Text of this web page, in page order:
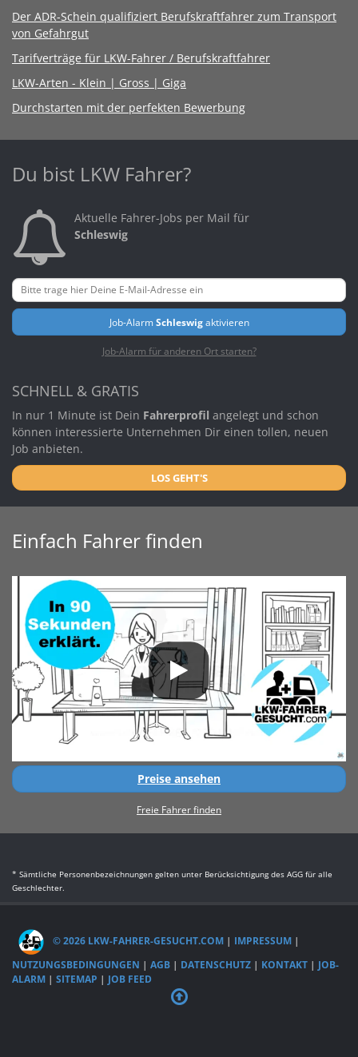
Der ADR-Schein qualifiziert Berufskraftfahrer zum Transport
von Gefahrgut
Tarifverträge für LKW-Fahrer / Berufskraftfahrer
LKW-Arten - Klein | Gross | Giga
Durchstarten mit der perfekten Bewerbung
Du bist LKW Fahrer?
Aktuelle Fahrer-Jobs per Mail für
Schleswig
Job-AlarmSchleswigaktivieren
Job-Alarm für anderen Ort starten?
SCHNELL & GRATIS
In nur 1 Minute ist Dein Fahrerprofil angelegt und schon
können interessierte Unternehmen Dir einen tollen, neuen
Job anbieten.
LOS GEHT'S
Einfach Fahrer finden
Preise ansehen
Freie Fahrer finden
* Sämtliche Personenbezeichnungen gelten unter Berücksichtigung des AGG für alle
Geschlechter.
© 2026 LKW-FAHRER-GESUCHT.COM | IMPRESSUM |
NUTZUNGSBEDINGUNGEN | AGB | DATENSCHUTZ | KONTAKT | JOB-
ALARM | SITEMAP | JOB FEED